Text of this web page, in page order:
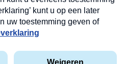
op onze
en dinsdagochtend in uw